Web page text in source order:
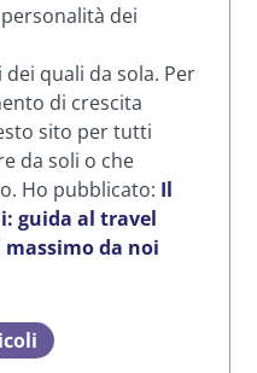
dei
quali da sola. Per
di crescita
sito per tutti
da soli o che
Ho pubblicato: Il
guida al travel
da noi